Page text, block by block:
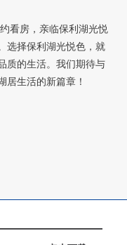
看房，亲临保利湖光悦
选择保利湖光悦色，就
质的生活。我们期待与
居生活的新篇章！